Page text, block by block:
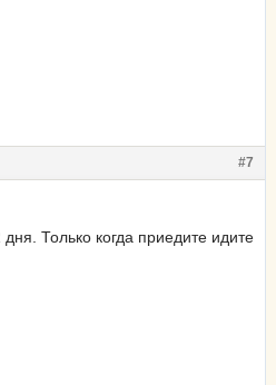
#7
Только когда приедите идите